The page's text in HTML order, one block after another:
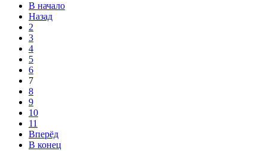
В начало
Назад
2
3
4
5
6
7
8
9
10
11
Вперёд
В конец